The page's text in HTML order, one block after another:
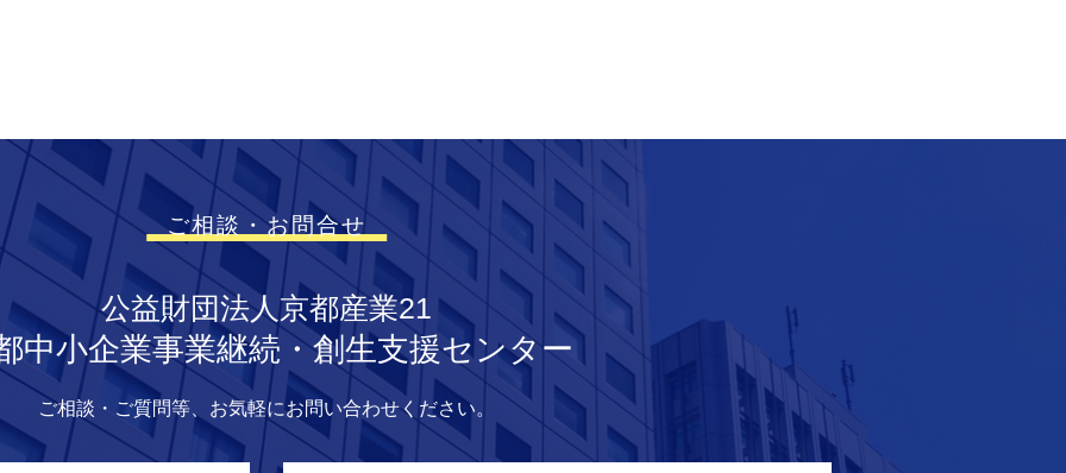
ご相談・お問合せ
公益財団法人京都産業21
中小企業事業継続・創生支援センター
ご相談・ご質問等、 お気軽にお問い合わせください。